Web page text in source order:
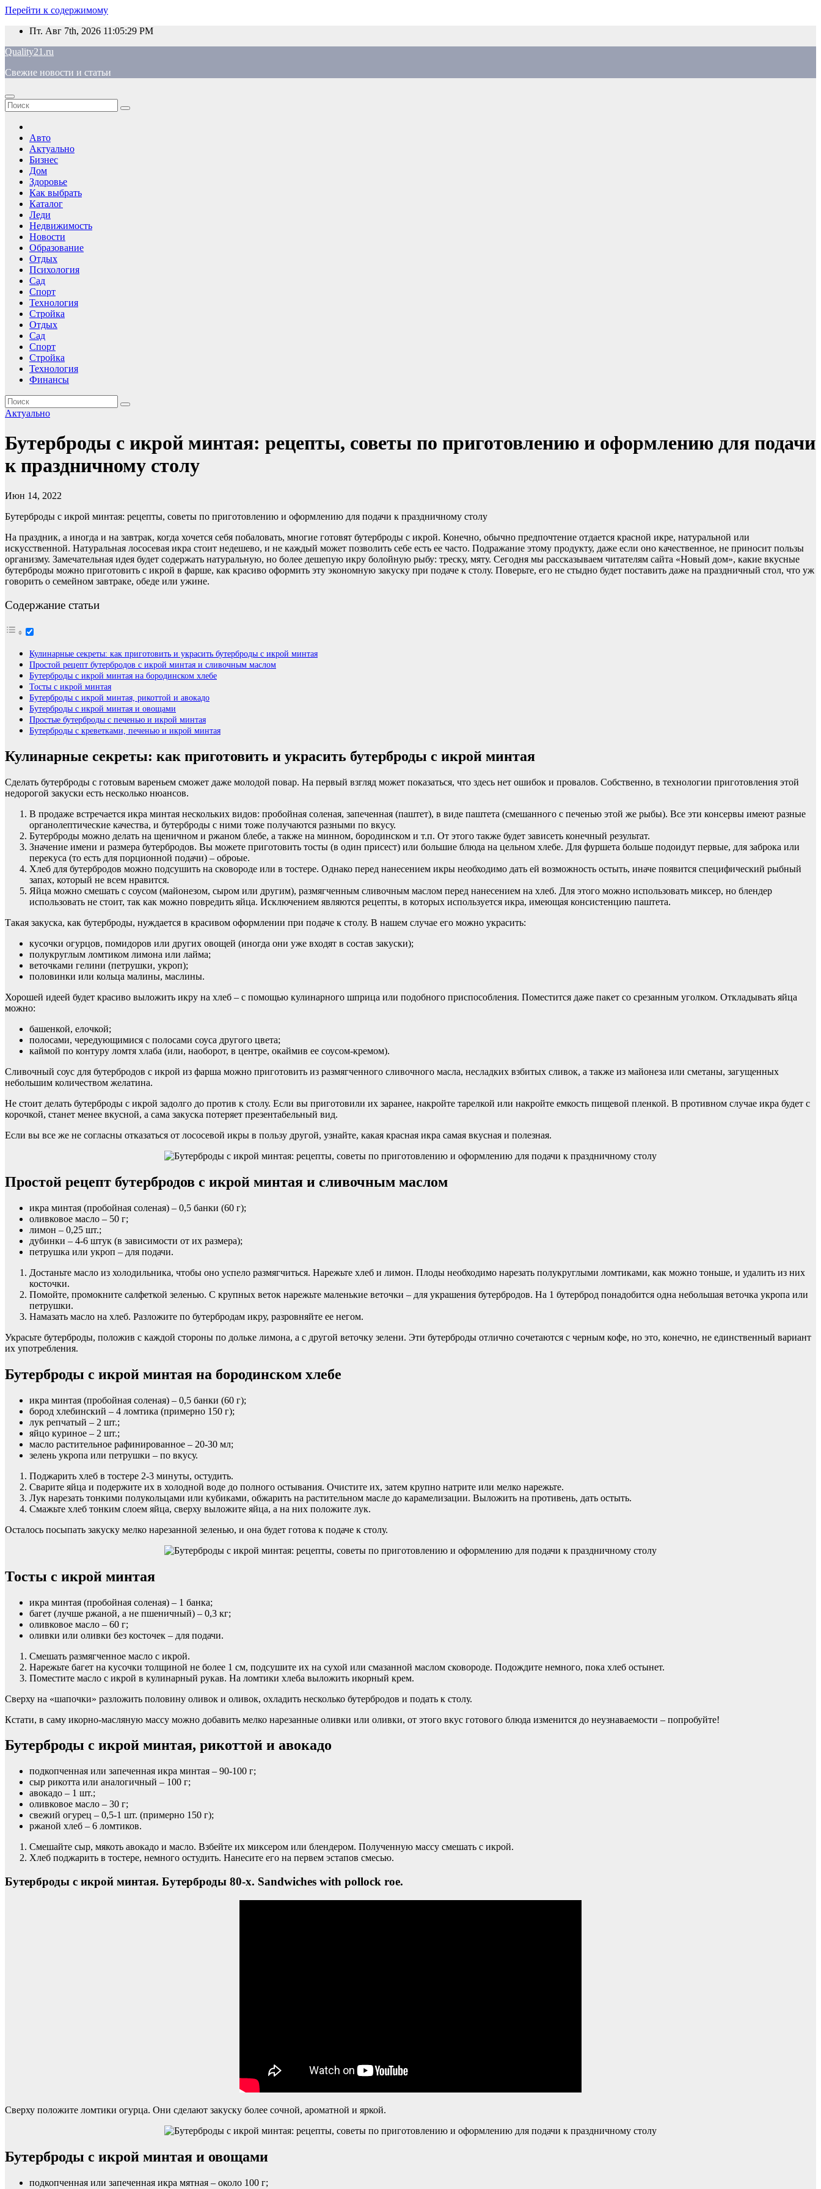
Перейти к содержимому
Пт. Авг 7th, 2026 11:05:30 PM
Quality21.ru
Свежие новости и статьи
Авто
Актуально
Бизнес
Дом
Здоровье
Как выбрать
Каталог
Леди
Недвижимость
Новости
Образование
Отдых
Психология
Сад
Спорт
Технология
Стройка
Отдых
Сад
Спорт
Стройка
Технология
Финансы
Актуально
Бутерброды с икрой минтая: рецепты, советы по приготовлению и оформлению для подачи
к праздничному столу
Июн 14, 2022
Бутерброды с икрой минтая: рецепты, советы по приготовлению и оформлению для подачи к праздничному столу
На праздник, а иногда и на завтрак, когда хочется себя побаловать, многие готовят бутерброды с икрой. Конечно, обычно предпочтение отдается красной икре, натуральной или
искусственной. Натуральная лососевая икра стоит недешево, и не каждый может позволить себе есть ее часто. Подражание этому продукту, даже если оно качественное, не приносит пользы
организму. Замечательная идея будет содержать натуральную, но более дешепую икру болойную рыбу: треску, мяту. Сегодня мы рассказываем читателям сайта «Новый дом», какие вкусные
бутерброды можно приготовить с икрой в фарше, как красиво оформить эту экономную закуску при подаче к столу. Поверьте, его не стыдно будет поставить даже на праздничный стол, что уж
говорить о семейном завтраке, обеде или ужине.
Содержание статьи
Кулинарные секреты: как приготовить и украсить бутерброды с икрой минтая
Простой рецепт бутербродов с икрой минтая и сливочным маслом
Бутерброды с икрой минтая на бородинском хлебе
Тосты с икрой минтая
Бутерброды с икрой минтая, рикоттой и авокадо
Бутерброды с икрой минтая и овощами
Простые бутерброды с печенью и икрой минтая
Бутерброды с креветками, печенью и икрой минтая
Кулинарные секреты: как приготовить и украсить бутерброды с икрой минтая
Сделать бутерброды с готовым вареньем сможет даже молодой повар. На первый взгляд может показаться, что здесь нет ошибок и провалов. Собственно, в технологии приготовления этой
недорогой закуски есть несколько нюансов.
В продаже встречается икра минтая нескольких видов: пробойная соленая, запеченная (паштет), в виде паштета (смешанного с печенью этой же рыбы). Все эти консервы имеют разные
органолептические качества, и бутерброды с ними тоже получаются разными по вкусу.
Бутерброды можно делать на щеничном и ржаном блебе, а также на минном, бородинском и т.п. От этого также будет зависеть конечный результат.
Значение имени и размера бутербродов. Вы можете приготовить тосты (в один присест) или большие блюда на цельном хлебе. Для фуршета больше подоидут первые, для заброка или
перекуса (то есть для порционной подачи) – оброые.
Хлеб для бутербродов можно подсушить на сковороде или в тостере. Однако перед нанесением икры необходимо дать ей возможность остыть, иначе появится специфический рыбный
запах, который не всем нравится.
Яйца можно смешать с соусом (майонезом, сыром или другим), размягченным сливочным маслом перед нанесением на хлеб. Для этого можно использовать миксер, но блендер
использовать не стоит, так как можно повредить яйца. Исключением являются рецепты, в которых используется икра, имеющая консистенцию паштета.
Такая закуска, как бутерброды, нуждается в красивом оформлении при подаче к столу. В нашем случае его можно украсить:
кусочки огурцов, помидоров или других овощей (иногда они уже входят в состав закуски);
полукруглым ломтиком лимона или лайма;
веточками гелини (петрушки, укроп);
половинки или кольца малины, маслины.
Хорошей идеей будет красиво выложить икру на хлеб – с помощью кулинарного шприца или подобного приспособления. Поместится даже пакет со срезанным уголком. Откладывать яйца
можно:
башенкой, елочкой;
полосами, чередующимися с полосами соуса другого цвета;
каймой по контуру ломтя хлаба (или, наоборот, в центре, окаймив ее соусом-кремом).
Сливочный соус для бутербродов с икрой из фарша можно приготовить из размягченного сливочного масла, несладких взбитых сливок, а также из майонеза или сметаны, загущенных
небольшим количеством желатина.
Не стоит делать бутерброды с икрой задолго до против к столу. Если вы приготовили их заранее, накройте тарелкой или накройте емкость пищевой пленкой. В противном случае икра будет с
корочкой, станет менее вкусной, а сама закуска потеряет презентабельный вид.
Если вы все же не согласны отказаться от лососевой икры в пользу другой, узнайте, какая красная икра самая вкусная и полезная.
Простой рецепт бутербродов с икрой минтая и сливочным маслом
икра минтая (пробойная соленая) – 0,5 банки (60 г);
оливковое масло – 50 г;
лимон – 0,25 шт.;
дубинки – 4-6 штук (в зависимости от их размера);
петрушка или укроп – для подачи.
Достаньте масло из холодильника, чтобы оно успело размягчиться. Нарежьте хлеб и лимон. Плоды необходимо нарезать полукруглыми ломтиками, как можно тоньше, и удалить из них
косточки.
Помойте, промокните салфеткой зеленью. С крупных веток нарежьте маленькие веточки – для украшения бутербродов. На 1 бутерброд понадобится одна небольшая веточка укропа или
петрушки.
Намазать масло на хлеб. Разложите по бутербродам икру, разровняйте ее негом.
Украсьте бутерброды, положив с каждой стороны по дольке лимона, а с другой веточку зелени. Эти бутерброды отлично сочетаются с черным кофе, но это, конечно, не единственный вариант
их употребления.
Бутерброды с икрой минтая на бородинском хлебе
икра минтая (пробойная соленая) – 0,5 банки (60 г);
бород хлебинский – 4 ломтика (примерно 150 г);
лук репчатый – 2 шт.;
яйцо куриное – 2 шт.;
масло растительное рафинированное – 20-30 мл;
зелень укропа или петрушки – по вкусу.
Поджарить хлеб в тостере 2-3 минуты, остудить.
Сварите яйца и подержите их в холодной воде до полного остывания. Очистите их, затем крупно натрите или мелко нарежьте.
Лук нарезать тонкими полукольцами или кубиками, обжарить на растительном масле до карамелизации. Выложить на противень, дать остыть.
Смажьте хлеб тонким слоем яйца, сверху выложите яйца, а на них положите лук.
Осталось посыпать закуску мелко нарезанной зеленью, и она будет готова к подаче к столу.
Тосты с икрой минтая
икра минтая (пробойная соленая) – 1 банка;
багет (лучше ржаной, а не пшеничный) – 0,3 кг;
оливковое масло – 60 г;
оливки или оливки без косточек – для подачи.
Смешать размягченное масло с икрой.
Нарежьте багет на кусочки толщиной не более 1 см, подсушите их на сухой или смазанной маслом сковороде. Подождите немного, пока хлеб остынет.
Поместите масло с икрой в кулинарный рукав. На ломтики хлеба выложить икорный крем.
Сверху на «шапочки» разложить половину оливок и оливок, охладить несколько бутербродов и подать к столу.
Кстати, в саму икорно-масляную массу можно добавить мелко нарезанные оливки или оливки, от этого вкус готового блюда изменится до неузнаваемости – попробуйте!
Бутерброды с икрой минтая, рикоттой и авокадо
подкопченная или запеченная икра минтая – 90-100 г;
сыр рикотта или аналогичный – 100 г;
авокадо – 1 шт.;
оливковое масло – 30 г;
свежий огурец – 0,5-1 шт. (примерно 150 г);
ржаной хлеб – 6 ломтиков.
Смешайте сыр, мякоть авокадо и масло. Взбейте их миксером или блендером. Полученную массу смешать с икрой.
Хлеб поджарить в тостере, немного остудить. Нанесите его на первем эстапов смесью.
Бутерброды с икрой минтая. Бутерброды 80-х. Sandwiches with pollock roe.
Сверху положите ломтики огурца. Они сделают закуску более сочной, ароматной и яркой.
Бутерброды с икрой минтая и овощами
подкопченная или запеченная икра мятная – около 100 г;